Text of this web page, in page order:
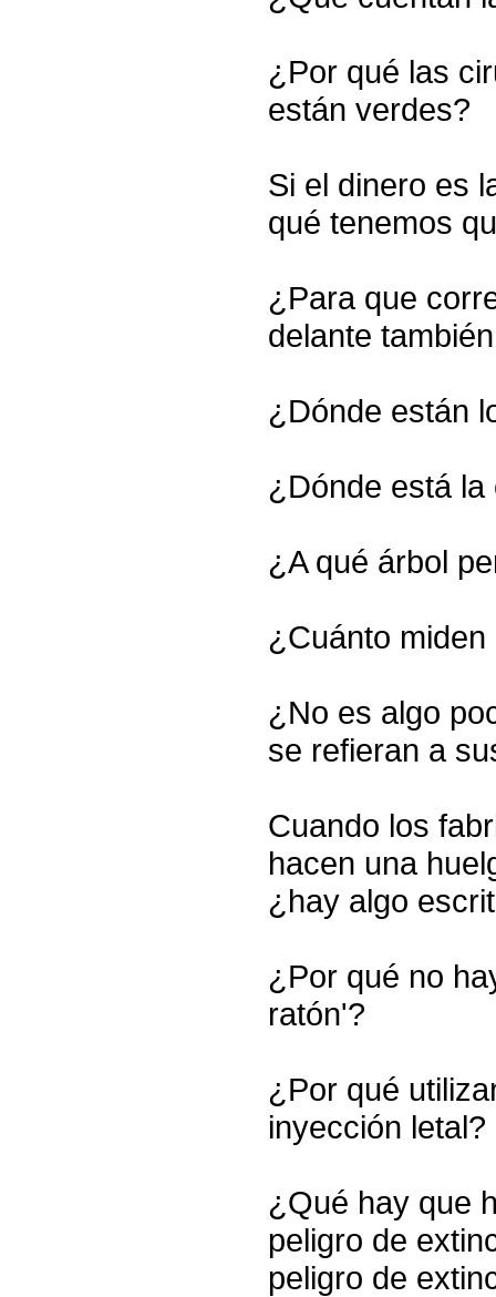
¿Por qué las
están verdes?
Si el dinero es
qué tenemos
¿Para que
delante
¿Dónde están
¿Dónde está
¿A qué árbol
¿Cuánto
¿No es algo
se refieran a
Cuando los
hacen una
¿hay algo
¿Por qué no
ratón'?
¿Por qué
inyección letal?
¿Qué hay que
peligro de
peligro de